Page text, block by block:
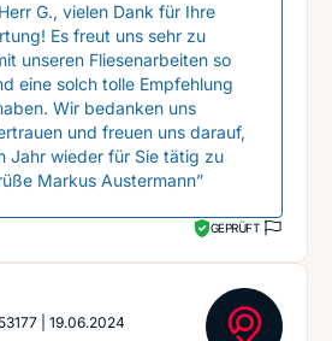
G., vielen Dank für Ihre
Es freut uns sehr zu
unseren Fliesenarbeiten so
eine solch tolle Empfehlung
Wir bedanken uns
und freuen uns darauf,
Jahr wieder für Sie tätig zu
Markus Austermann”
GEPRÜFT
19.06.2024